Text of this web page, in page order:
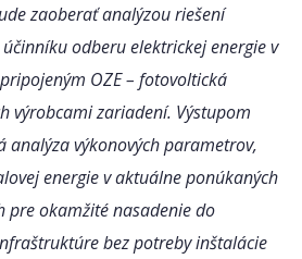
zaoberať analýzou riešení
odberu elektrickej energie v
OZE – fotovoltická
výrobcami zariadení. Výstupom
analýza výkonových parametrov,
energie v aktuálne ponúkaných
pre okamžité nasadenie do
bez potreby inštalácie